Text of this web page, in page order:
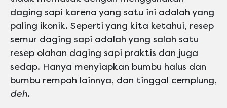
daging sapi karena yang satu ini adalah yang
paling ikonik. Seperti yang kita ketahui, resep
semur daging sapi adalah yang salah satu
resep olahan daging sapi praktis dan juga
sedap. Hanya menyiapkan bumbu halus dan
bumbu rempah lainnya, dan tinggal cemplung,
deh.